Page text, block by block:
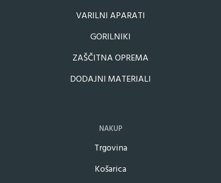
VARILNI APARATI
GORILNIKI
ZAŠČITNA OPREMA
DODAJNI MATERIALI
NAKUP
Trgovina
Košarica